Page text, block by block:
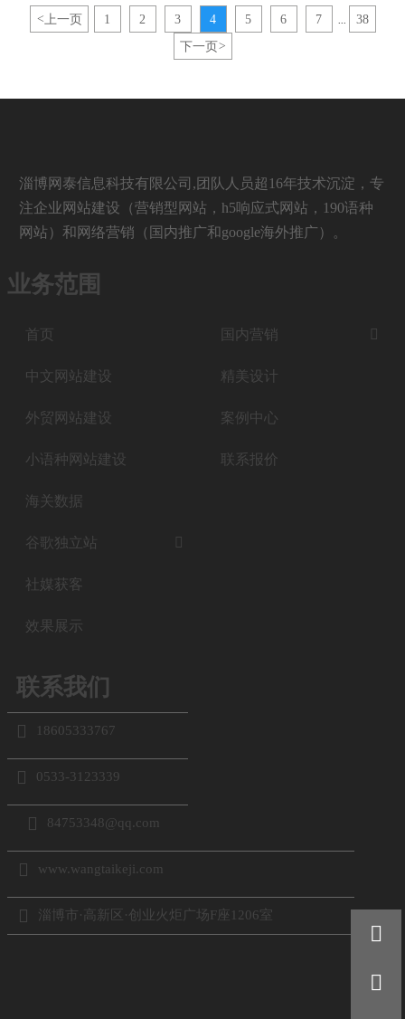
个疏忽可能让货物变“砖头”！
一的全流程。通过一张流程图
带大家速了解整个流程的核心
步骤与关键点，我们再来详细
分解每一步的具体操作方法和
< 上一页 1 2 3 4 5 6 7
38
下一页>
淄博网泰信息科技有限公司,团队人员超16年技术沉淀，专
注企业网站建设（营销型网站，h5响应式网站，190语种
网站）和网络营销（国内推广和google海外推广）。
业务范围
首页
中文网站建设
外贸网站建设
小语种网站建设
海关数据
谷歌独立站 
社媒获客
效果展示
国内营销 
精美设计
案例中心
联系报价
联系我们
 18605333767
 0533-3123339
 84753348@qq.com
 www.wangtaikeji.com
 淄博市·高新区·创业火炬广场F座1206室

